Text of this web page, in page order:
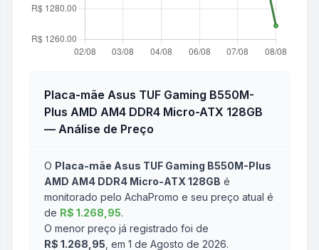
Placa-mãe Asus TUF Gaming B550M-
Plus AMD AM4 DDR4 Micro-ATX 128GB
— Análise de Preço
O Placa-mãe Asus TUF Gaming B550M-Plus
AMD AM4 DDR4 Micro-ATX 128GB é
monitorado pelo AchaPromo e seu preço atual é
de R$ 1.268,95.
O menor preço já registrado foi de
R$ 1.268,95 , em 1 de Agosto de 2026.